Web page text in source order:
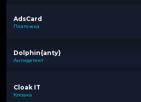
AdsCard
Платежка
Dolphin{anty}
Антидетект
Cloak IT
Клоака